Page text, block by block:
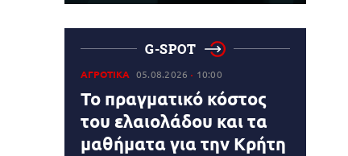
G-SPOT
ΑΓΡΟΤΙΚΑ 05.08.2026 10:00
Το πραγματικό κόστος
του ελαιολάδου και τα
μαθήματα για την Κρήτη